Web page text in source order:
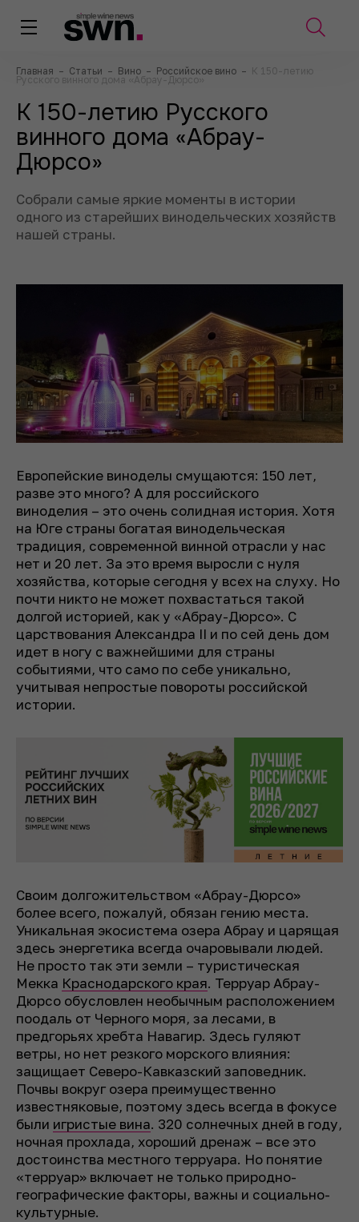
Главная – Статьи – Вино – Российское вино – К 150-летию
Русского винного дома «Абрау-Дюрсо»
К 150-летию Русского
винного дома «Абрау-
Дюрсо»
Собрали самые яркие моменты в истории
одного из старейших винодельческих хозяйств
нашей страны.
Европейские виноделы смущаются: 150 лет,
разве это много? А для российского
виноделия – это очень солидная история. Хотя
на Юге страны богатая винодельческая
традиция, современной винной отрасли у нас
нет и 20 лет. За это время выросли с нуля
хозяйства, которые сегодня у всех на слуху. Но
почти никто не может похвастаться такой
долгой историей, как у «Абрау-Дюрсо». С
царствования Александра II и по сей день дом
идет в ногу с важнейшими для страны
событиями, что само по себе уникально,
учитывая непростые повороты российской
истории.
Своим долгожительством «Абрау-Дюрсо»
более всего, пожалуй, обязан гению места.
Уникальная экосистема озера Абрау и царящая
здесь энергетика всегда очаровывали людей.
Не просто так эти земли – туристическая
Мекка Краснодарского края. Терруар Абрау-
Дюрсо обусловлен необычным расположением
поодаль от Черного моря, за лесами, в
предгорьях хребта Навагир. Здесь гуляют
ветры, но нет резкого морского влияния:
защищает Северо-Кавказский заповедник.
Почвы вокруг озера преимущественно
известняковые, поэтому здесь всегда в фокусе
были игристые вина. 320 солнечных дней в году,
ночная прохлада, хороший дренаж – все это
достоинства местного терруара. Но понятие
«терруар» включает не только природно-
географические факторы, важны и социально-
культурные.